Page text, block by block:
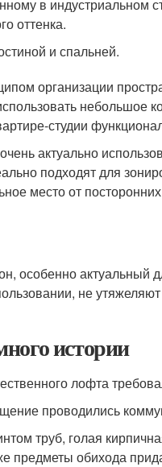
в индустриальном
оттенка.
и спальней.
организации
небольшое
студии
актуально
подходят для
место от
особенно актуальный
не
истории
лофта
проводились
труб, голая
предметы обихода